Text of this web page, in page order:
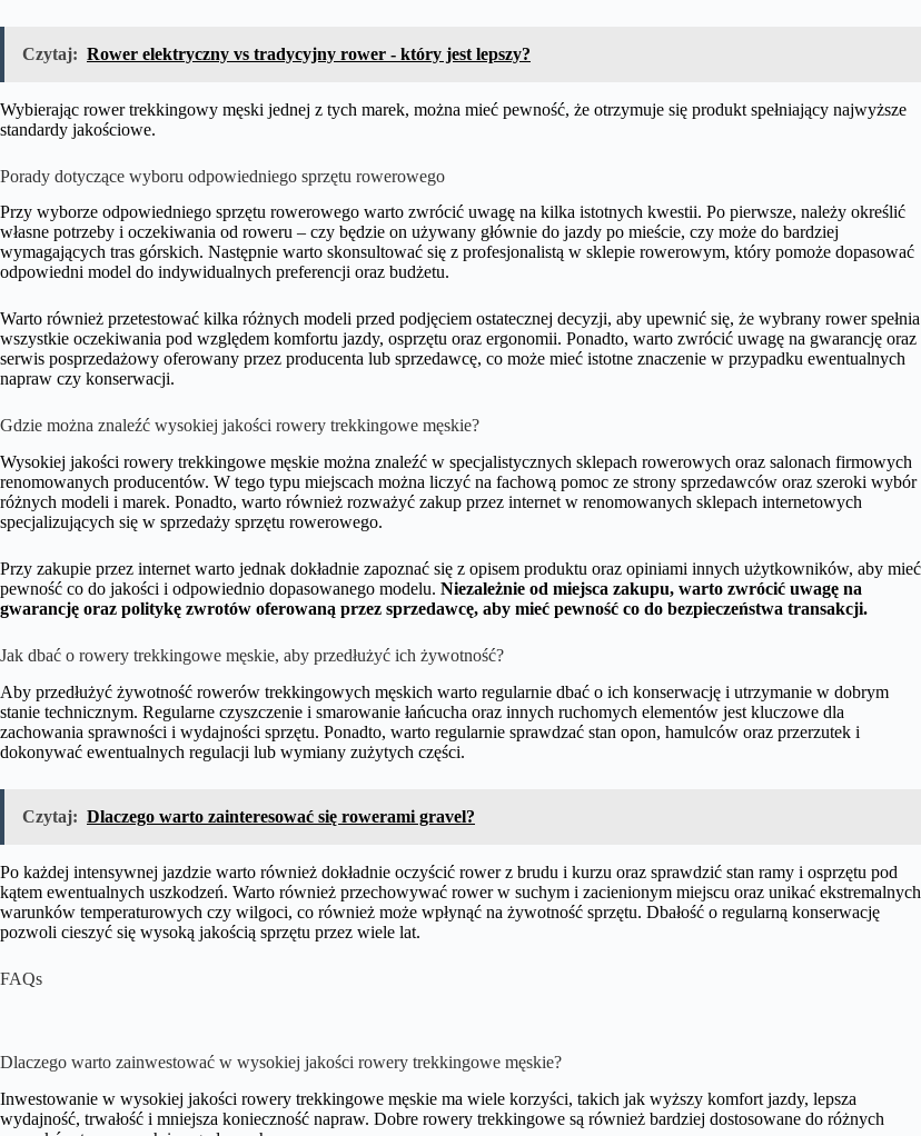
Czytaj: Rower elektryczny vs tradycyjny rower - który jest lepszy?
Wybierając rower trekkingowy męski jednej z tych marek, można mieć pewność, że otrzymuje się produkt spełniający najwyższe
standardy jakościowe.
Porady dotyczące wyboru odpowiedniego sprzętu rowerowego
Przy wyborze odpowiedniego sprzętu rowerowego warto zwrócić uwagę na kilka istotnych kwestii. Po pierwsze, należy określić
własne potrzeby i oczekiwania od roweru – czy będzie on używany głównie do jazdy po mieście, czy może do bardziej
wymagających tras górskich. Następnie warto skonsultować się z profesjonalistą w sklepie rowerowym, który pomoże dopasować
odpowiedni model do indywidualnych preferencji oraz budżetu.
Warto również przetestować kilka różnych modeli przed podjęciem ostatecznej decyzji, aby upewnić się, że wybrany rower spełnia
wszystkie oczekiwania pod względem komfortu jazdy, osprzętu oraz ergonomii. Ponadto, warto zwrócić uwagę na gwarancję oraz
serwis posprzedażowy oferowany przez producenta lub sprzedawcę, co może mieć istotne znaczenie w przypadku ewentualnych
napraw czy konserwacji.
Gdzie można znaleźć wysokiej jakości rowery trekkingowe męskie?
Wysokiej jakości rowery trekkingowe męskie można znaleźć w specjalistycznych sklepach rowerowych oraz salonach firmowych
renomowanych producentów. W tego typu miejscach można liczyć na fachową pomoc ze strony sprzedawców oraz szeroki wybór
różnych modeli i marek. Ponadto, warto również rozważyć zakup przez internet w renomowanych sklepach internetowych
specjalizujących się w sprzedaży sprzętu rowerowego.
Przy zakupie przez internet warto jednak dokładnie zapoznać się z opisem produktu oraz opiniami innych użytkowników, aby mieć
pewność co do jakości i odpowiednio dopasowanego modelu. Niezależnie od miejsca zakupu, warto zwrócić uwagę na
gwarancję oraz politykę zwrotów oferowaną przez sprzedawcę, aby mieć pewność co do bezpieczeństwa transakcji.
Jak dbać o rowery trekkingowe męskie, aby przedłużyć ich żywotność?
Aby przedłużyć żywotność rowerów trekkingowych męskich warto regularnie dbać o ich konserwację i utrzymanie w dobrym
stanie technicznym. Regularne czyszczenie i smarowanie łańcucha oraz innych ruchomych elementów jest kluczowe dla
zachowania sprawności i wydajności sprzętu. Ponadto, warto regularnie sprawdzać stan opon, hamulców oraz przerzutek i
dokonywać ewentualnych regulacji lub wymiany zużytych części.
Czytaj: Dlaczego warto zainteresować się rowerami gravel?
Po każdej intensywnej jazdzie warto również dokładnie oczyścić rower z brudu i kurzu oraz sprawdzić stan ramy i osprzętu pod
kątem ewentualnych uszkodzeń. Warto również przechowywać rower w suchym i zacienionym miejscu oraz unikać ekstremalnych
warunków temperaturowych czy wilgoci, co również może wpłynąć na żywotność sprzętu. Dbałość o regularną konserwację
pozwoli cieszyć się wysoką jakością sprzętu przez wiele lat.
FAQs
Dlaczego warto zainwestować w wysokiej jakości rowery trekkingowe męskie?
Inwestowanie w wysokiej jakości rowery trekkingowe męskie ma wiele korzyści, takich jak wyższy komfort jazdy, lepsza
wydajność, trwałość i mniejsza konieczność napraw. Dobre rowery trekkingowe są również bardziej dostosowane do różnych